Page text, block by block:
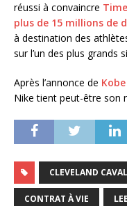
réussi à convaincre
plus de 15 millions de
à destination des
sur l’un des plus grands
Après l’annonce de
Nike tient peut-être son
CLEVELAND
CONTRAT À VIE